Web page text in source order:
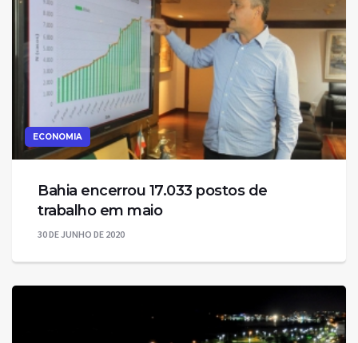
ECONOMIA
Bahia encerrou 17.033 postos de
trabalho em maio
30 DE JUNHO DE 2020